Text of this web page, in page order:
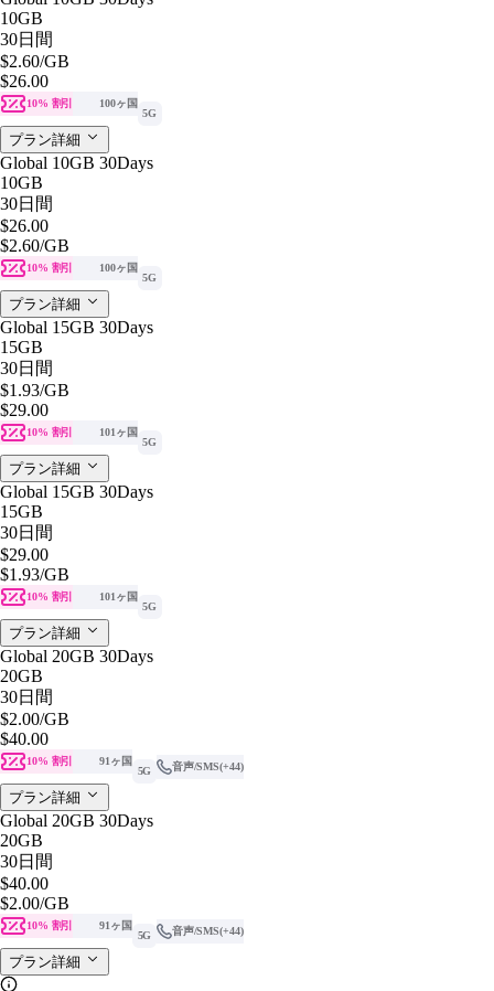
10GB
30日間
$2.60/GB
$26.00
10% 割引
100ヶ国
5G
プラン詳細
Global 10GB 30Days
10GB
30日間
$26.00
$2.60/GB
10% 割引
100ヶ国
5G
プラン詳細
Global 15GB 30Days
15GB
30日間
$1.93/GB
$29.00
10% 割引
101ヶ国
5G
プラン詳細
Global 15GB 30Days
15GB
30日間
$29.00
$1.93/GB
10% 割引
101ヶ国
5G
プラン詳細
Global 20GB 30Days
20GB
30日間
$2.00/GB
$40.00
10% 割引
91ヶ国
5G
音声/SMS(+44)
プラン詳細
Global 20GB 30Days
20GB
30日間
$40.00
$2.00/GB
10% 割引
91ヶ国
5G
音声/SMS(+44)
プラン詳細